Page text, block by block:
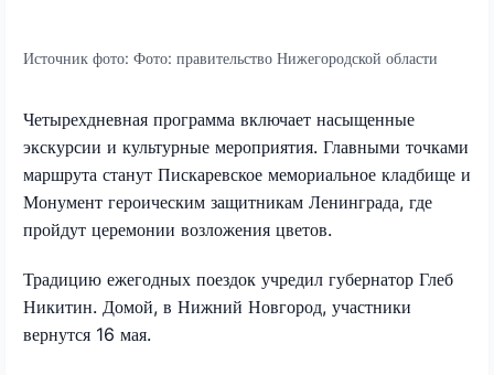
Источник фото: Фото: правительство Нижегородской области
Четырехдневная программа включает насыщенные
экскурсии и культурные мероприятия. Главными точками
маршрута станут Пискаревское мемориальное кладбище и
Монумент героическим защитникам Ленинграда, где
пройдут церемонии возложения цветов.
Традицию ежегодных поездок учредил губернатор Глеб
Никитин. Домой, в Нижний Новгород, участники
вернутся 16 мая.